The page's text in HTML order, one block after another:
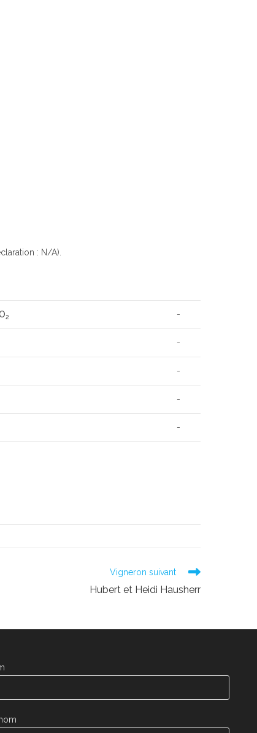
: N/A).
2 -
-
-
-
-
Vigneron suivant
Hubert et Heidi Hausherr